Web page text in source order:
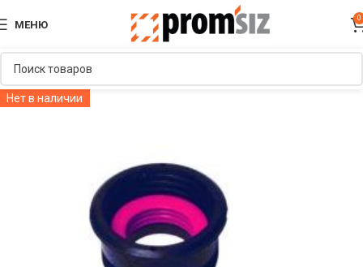
МЕНЮ
0
Нет в наличии